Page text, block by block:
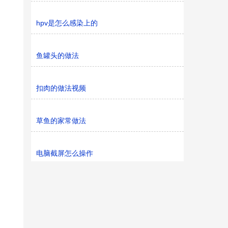
hpv是怎么感染上的
鱼罐头的做法
扣肉的做法视频
草鱼的家常做法
电脑截屏怎么操作